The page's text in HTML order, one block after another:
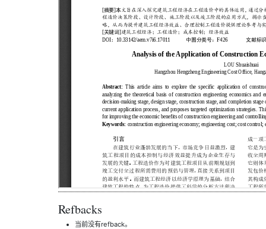
Refbacks
当前没有refback。